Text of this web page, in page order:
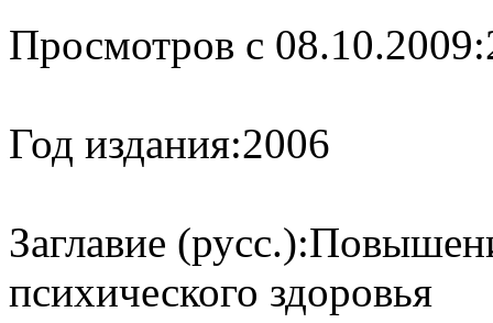
Просмотров с 08.10.2009:
Год издания:2006
Заглавие (русс.):
психического здоровья